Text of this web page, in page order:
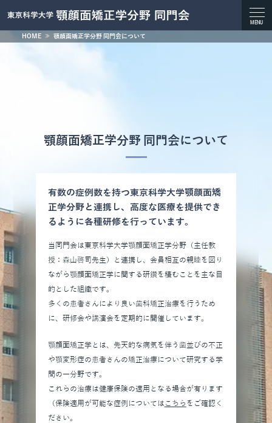
MENU
HOME ≫ 顎顔面矯正学分野 同門会について
顎顔面矯正学分野 同門会について
有数の症例数を持つ東京科学大学顎顔面矯
正学分野と連携し、高度な医療を提供でき
るように各種研修を行っています。
当同門会は東京科学大学顎顔面矯正学分野（主任教
授：森山啓司先生）と連携し、会員相互の親睦を図り
ながら顎顔面矯正学に関する研鑽を積むことを主な目
的とした組織です。
多くの患者さんにより良い歯科矯正治療を行うため
に、研修会や講演会を定期的に開催しています。
顎顔面矯正学とは、先天的な病気を伴う歯並びの不正
や顎変形症の患者さんの矯正治療について研究する学
問の一分野です。
これらの治療は健康保険の適用となる場合が有ります
（保険適用が可能な症例については こちら をご確認く
ださい。